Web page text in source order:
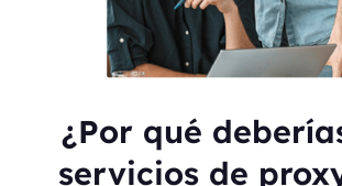
¿Por qué
servicios de